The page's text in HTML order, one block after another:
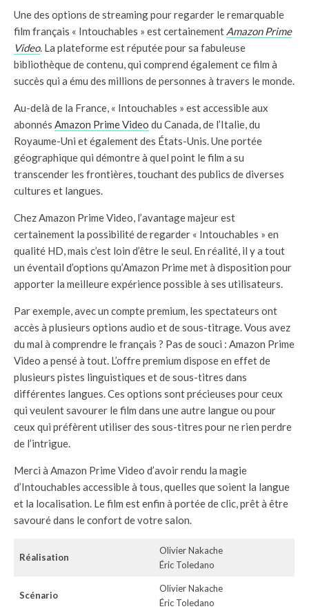
Une des options de streaming pour regarder le remarquable
film français « Intouchables » est certainement Amazon Prime
Video. La plateforme est réputée pour sa fabuleuse
bibliothèque de contenu, qui comprend également ce film à
succès qui a ému des millions de personnes à travers le monde.
Au-delà de la France, « Intouchables » est accessible aux
abonnés Amazon Prime Video du Canada, de l’Italie, du
Royaume-Uni et également des États-Unis. Une portée
géographique qui démontre à quel point le film a su
transcender les frontières, touchant des publics de diverses
cultures et langues.
Chez Amazon Prime Video, l’avantage majeur est
certainement la possibilité de regarder « Intouchables » en
qualité HD, mais c’est loin d’être le seul. En réalité, il y a tout
un éventail d’options qu’Amazon Prime met à disposition pour
apporter la meilleure expérience possible à ses utilisateurs.
Par exemple, avec un compte premium, les spectateurs ont
accès à plusieurs options audio et de sous-titrage. Vous avez
du mal à comprendre le français ? Pas de souci : Amazon Prime
Video a pensé à tout. L’offre premium dispose en effet de
plusieurs pistes linguistiques et de sous-titres dans
différentes langues. Ces options sont précieuses pour ceux
qui veulent savourer le film dans une autre langue ou pour
ceux qui préfèrent utiliser des sous-titres pour ne rien perdre
de l’intrigue.
Merci à Amazon Prime Video d’avoir rendu la magie
d’Intouchables accessible à tous, quelles que soient la langue
et la localisation. Le film est enfin à portée de clic, prêt à être
savouré dans le confort de votre salon.
Réalisation
Olivier Nakache
Éric Toledano
Scénario
Olivier Nakache
Éric Toledano